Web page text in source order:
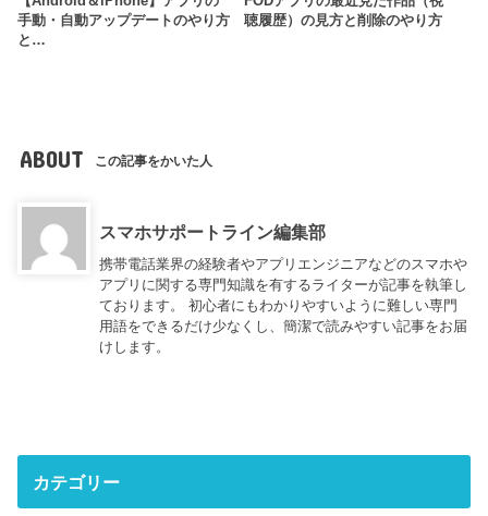
手動・自動アップデートのやり方
と…
聴履歴）の見方と削除のやり方
ABOUT この記事をかいた人
スマホサポートライン編集部
携帯電話業界の経験者やアプリエンジニアなどのスマホや
アプリに関する専門知識を有するライターが記事を執筆し
ております。 初心者にもわかりやすいように難しい専門
用語をできるだけ少なくし、簡潔で読みやすい記事をお届
けします。
カテゴリー